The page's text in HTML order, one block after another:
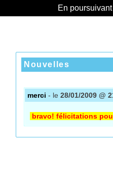
En
Nouvelles
merci - le 28/01/2009 @
bravo! félicitations